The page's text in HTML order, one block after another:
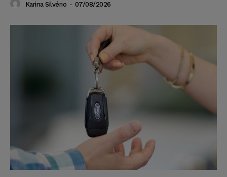
Karina Silvério - 07/08/2026